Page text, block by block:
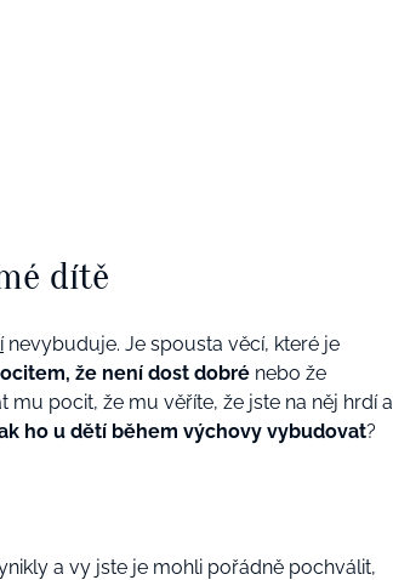
dítě
nevybuduje. Je spousta věcí, které je
že není dost dobré nebo že
mu pocit, že mu věříte, že jste na něj hrdí a
ho u dětí během výchovy vybudovat?
a vy jste je mohli pořádně pochválit,